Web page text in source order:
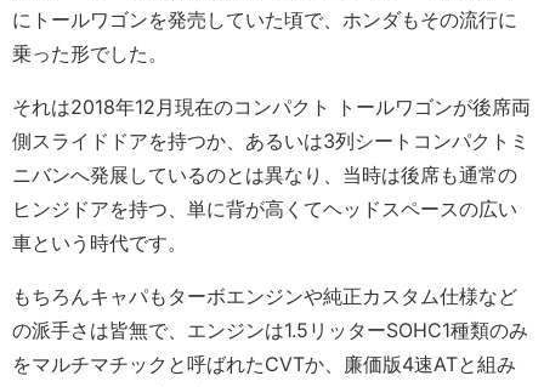
にトールワゴンを発売していた頃で、ホンダもその流行に
乗った形でした。
それは2018年12月現在のコンパクト トールワゴンが後席両
側スライドドアを持つか、あるいは3列シートコンパクトミ
ニバンへ発展しているのとは異なり、当時は後席も通常の
ヒンジドアを持つ、単に背が高くてヘッドスペースの広い
車という時代です。
もちろんキャパもターボエンジンや純正カスタム仕様など
の派手さは皆無で、エンジンは1.5リッターSOHC1種類のみ
をマルチマチックと呼ばれたCVTか、廉価版4速ATと組み